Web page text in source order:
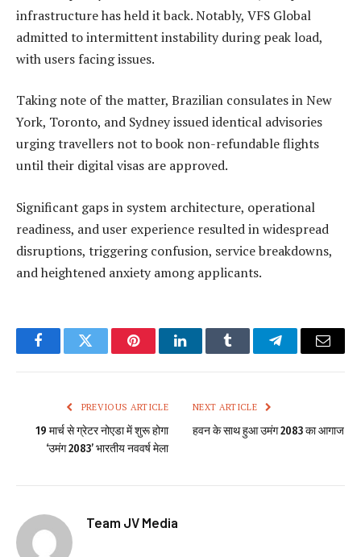
infrastructure has held it back. Notably, VFS Global
admitted to intermittent instability during peak load,
with users facing issues.
Taking note of the matter, Brazilian consulates in New
York, Toronto, and Sydney issued identical advisories
urging travellers not to book non-refundable flights
until their digital visas are approved.
Significant gaps in system architecture, operational
readiness, and user experience resulted in widespread
disruptions, triggering confusion, service breakdowns,
and heightened anxiety among applicants.
FacebookTwitter PinterestLinkedInTumblr TelegramEmail
PREVIOUS ARTICLE
19 मार्च से ग्रेटर नोएडा में शुरू होगा
‘उमंग 2083’ भारतीय नववर्ष मेला
NEXT ARTICLE
हवन के साथ हुआ उमंग 2083 का आगाज
Team JV Media